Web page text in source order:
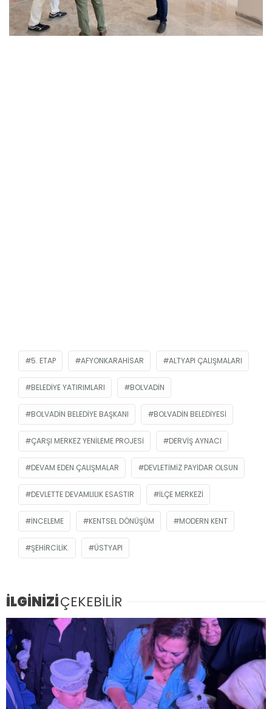
5. ETAP AFYONKARAHISAR ALTYAPI ÇALIŞMALARI
BELEDIYE YATIRIMLARI BOLVADIN
BOLVADIN BELEDIYE BAŞKANI BOLVADIN BELEDIYESI
ÇARŞI MERKEZ YENILEME PROJESI DERVIŞ AYNACI
DEVAM EDEN ÇALIŞMALAR DEVLETIMIZ PAYIDAR OLSUN
DEVLETTE DEVAMLILIK ESASTIR İLÇE MERKEZI
INCELEME KENTSEL DÖNÜŞÜM MODERN KENT
ŞEHIRCILIK. ÜSTYAPI
İLGİNİZİÇEKEBİLİR